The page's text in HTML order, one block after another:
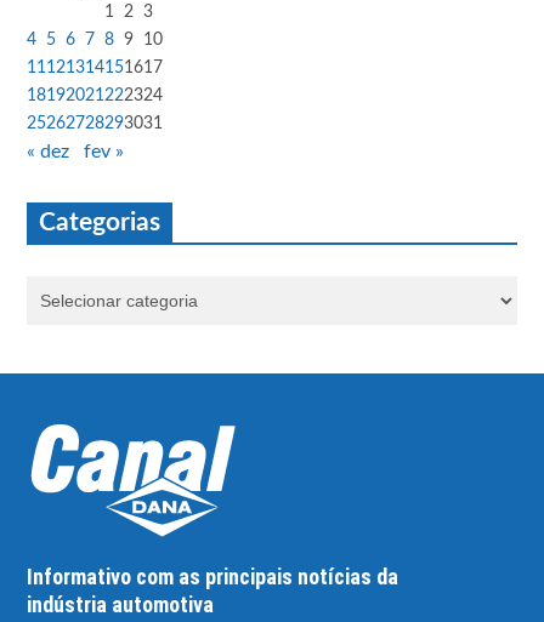
1 2
3
4
5 6 7 8 9
10
11 121314151617
18192021 222324
25262728293031
« dez fev »
Categorias
Informativo com as principais notícias da
indústria automotiva